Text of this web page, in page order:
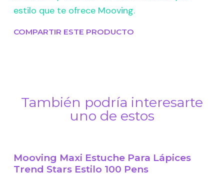
estilo que te ofrece Mooving.
COMPARTIR ESTE PRODUCTO
También podría interesarte
uno de estos
Mooving Maxi Estuche Para Lápices
Trend Stars Estilo 100 Pens